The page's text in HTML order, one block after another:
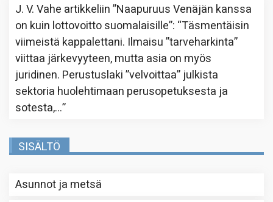
J. V. Vahe artikkeliin”Naapuruus Venäjän kanssa
on kuin lottovoitto suomalaisille”: “Täsmentäisin
viimeistä kappalettani. Ilmaisu ”tarveharkinta”
viittaa järkevyyteen, mutta asia on myös
juridinen. Perustuslaki ”velvoittaa” julkista
sektoria huolehtimaan perusopetuksesta ja
sotesta,…”
SISÄLTÖ
Asunnot ja metsä